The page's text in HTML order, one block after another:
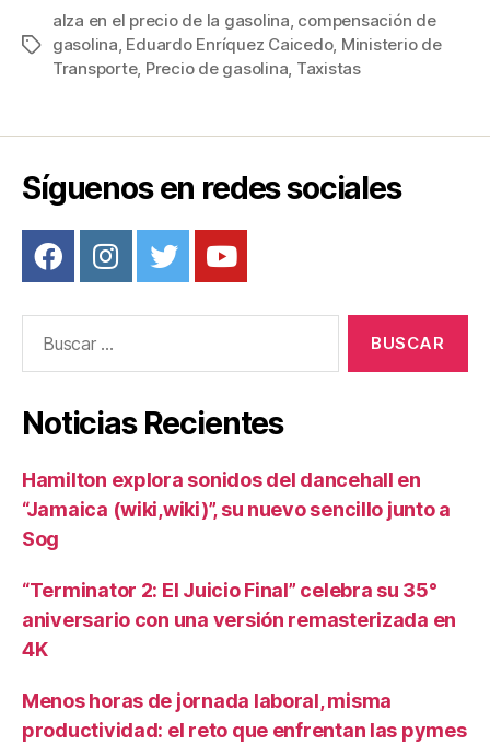
c
e
o
k
tt
er
ail er
e
m
p
tir
Etiquetas
alza en el precio de la gasolina, compensación de
gasolina, Eduardo Enríquez Caicedo, Ministerio de
Transporte, Precio de gasolina, Taxistas
Síguenos en redes sociales
Noticias Recientes
Hamilton explora sonidos del dancehall en
“Jamaica (wiki,wiki)”, su nuevo sencillo junto a
Sog
“Terminator 2: El Juicio Final” celebra su 35°
aniversario con una versión remasterizada en
4K
Menos horas de jornada laboral, misma
productividad: el reto que enfrentan las pymes